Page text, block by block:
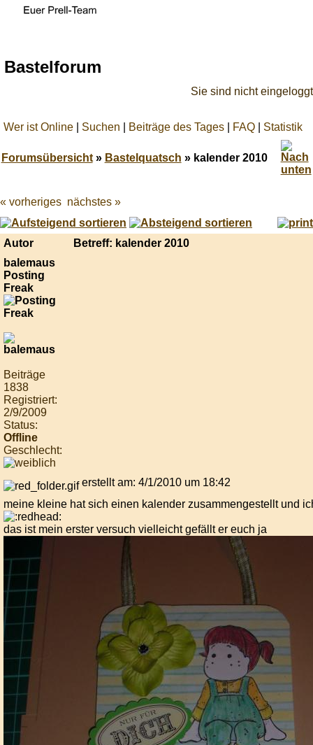
Bastelforum
Sie sind nicht eingeloggt
Wer ist Online Suchen Beiträge des Tages FAQ Statistik
Forumsübersicht» Bastelquatsch » kalender 2010
Best
online
live
casino
« vorheriges nächstes »
Autor
Betreff: kalender 2010
balemaus
Posting
Freak
Beiträge
1838
Registriert:
2/9/2009
Status:
Offline
Geschlecht:
erstellt am: 4/1/2010 um 18:42
meine kleine hat sich einen kalender zusammengestellt und
das ist mein erster versuch vielleicht gefällt er euch ja